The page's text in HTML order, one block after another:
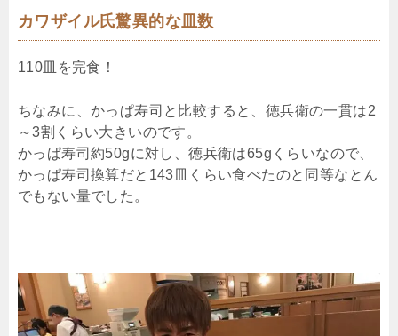
カワザイル氏驚異的な皿数
110皿を完食！
ちなみに、かっぱ寿司と比較すると、徳兵衛の一貫は2
～3割くらい大きいのです。
かっぱ寿司約50gに対し、徳兵衛は65gくらいなので、
かっぱ寿司換算だと143皿くらい食べたのと同等なとん
でもない量でした。